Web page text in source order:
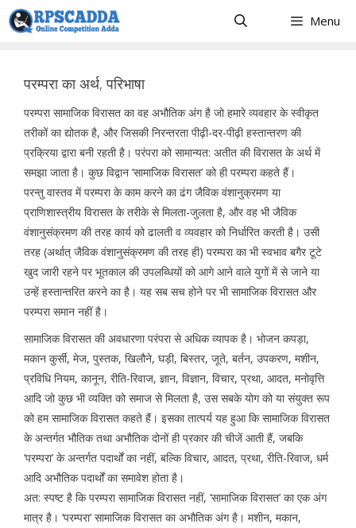
Skip
to
Menu
परम्परा का अर्थ, परिभाषा
परम्परा सामाजिक विरासत का वह अभौतिक अंग है जो हमारे व्यवहार के स्वीकृत
तरीकों का द्योतक है, और जिसकी निरन्तरता पीढ़ी-दर-पीढ़ी हस्तान्तरण की
प्रक्रिया द्वारा बनी रहती है। परंपरा को सामान्यत: अतीत की विरासत के अर्थ में
समझा जाता है। कुछ विद्वान ‘सामाजिक विरासत’ को ही परम्परा कहते हैं।
परन्तु वास्तव में परम्परा के काम करने का ढंग जैविक वंशानुक्रमण या
प्राणिशास्त्रीय विरासत के तरीके से मिलता-जुलता है, और वह भी जैविक
वंशानुसंक्रमण की तरह कार्य को ढालती व व्यवहार को निर्धारित करती है। उसी
तरह (अर्थात् जैविक वंशानुसंक्रमण की तरह ही) परम्परा का भी स्वभाव बगैर टूटे
खुद जारी रहने पर भूतकाल की उपलब्धियों को आगे आने वाले युगों में से जाने या
उन्हें हस्तान्तरित करने का है। यह सब सच होने पर भी सामाजिक विरासत और
परम्परा समान नहीं है।
सामाजिक विरासत की अवधारणा परंपरा से अधिक व्यापक है। भोजन कपड़ा,
मकान कुर्सी, मेज, पुस्तक, खिलौने, घड़ी, बिस्तर, जूते, बर्तन, उपकरण, मशीन,
प्रविधि नियम, कानून, रीति-रिवाज, ज्ञान, विज्ञान, विचार, प्रथा, आदत, मनोवृत्ति
आदि जो कुछ भी व्यक्ति को समाज से मिलता है, उस सबके योग को या संयुक्त रूप
को हम सामाजिक विरासत कहते हैं। इसका तात्पर्य यह हुआ कि सामाजिक विरासत
के अन्तर्गत भौतिक तथा अभौतिक दोनों ही प्रकार की चीजें आती हैं, जबकि
‘परम्परा’ के अन्तर्गत पदार्थों का नहीं, बल्कि विचार, आदत, प्रथा, रीति-रिवाज, धर्म
आदि अभौतिक पदार्थों का समावेश होता है।
अत: स्पष्ट है कि परम्परा सामाजिक विरासत नहीं, ‘सामाजिक विरासत’ का एक अंग
मात्र है। ‘परम्परा’ सामाजिक विरासत का अभौतिक अंग है। मशीन, मकान,